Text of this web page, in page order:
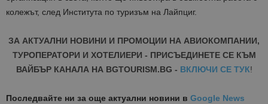
колежът, след Института по туризъм на Лайпциг.
ЗА АКТУАЛНИ НОВИНИ И ПРОМОЦИИ НА АВИОКОМПАНИИ,
ТУРОПЕРАТОРИ И ХОТЕЛИЕРИ - ПРИСЪЕДИНЕТЕ СЕ КЪМ
ВАЙБЪР КАНАЛА НА BGTOURISM.BG - ВКЛЮЧИ СЕ ТУК!
Последвайте ни за още актуални новини в Google News